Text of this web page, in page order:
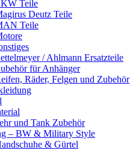
Teile
Deutz Teile
Teile
/ Ahlmann Ersatzteile
für Anhänger
Räder, Felgen und Zubehör
und Tank Zubehör
– BW & Military Style
& Gürtel